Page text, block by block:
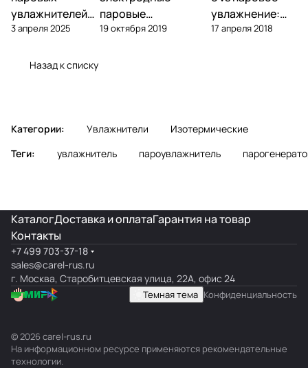
увлажнителей
Carel: замена,
3 апреля 2025
паровые
увлажнители —
19 октября 2019
увлажнение:
что выбрать
17 апреля 2018
Назад к списку
Категории: Увлажнители
Изотермические
Теги:
увлажнитель пароувлажнитель
КаталогДоставка и оплатаГарантия на товар
Контакты
+7 499 703-37-18
sales@carel-rus.ru
г. Москва, Старобитцевская улица, 22А, офис 24
Темная тема Конфиденциальность
© 2026 carel-rus.ru
На информационном ресурсе применяются рекомендательные
технологии.